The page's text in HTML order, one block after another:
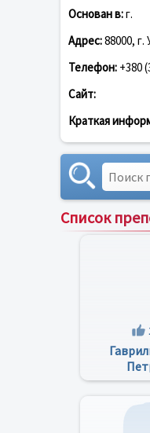
Основан в:г.
Адрес:88000,
Телефон: +380
Сайт:
Краткая
Список